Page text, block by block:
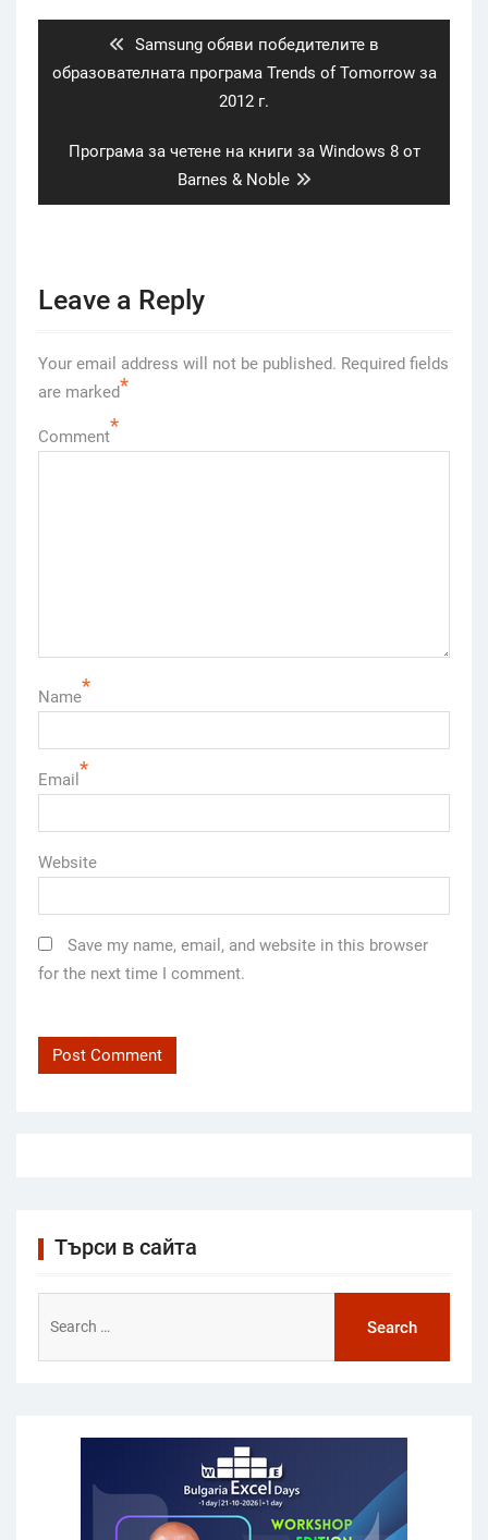
Previous
post:
Samsung обяви победителите в
образователната програма Trends of Tomorrow за
2012 г.
Next
Програма за четене на книги за Windows 8 от
Barnes & Noble
Leave a Reply
Your email address will not be published. Required fields
are marked*
Comment*
Name*
Email *
Website
Save my name, email, and website in this browser
for the next time I comment.
Търси в сайта
for: